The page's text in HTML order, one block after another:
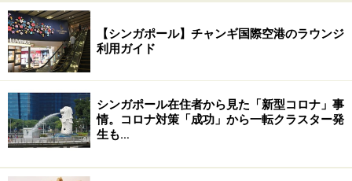
【シンガポール】チャンギ国際空港のラウンジ
利用ガイド
シンガポール在住者から見た「新型コロナ」事
情。コロナ対策「成功」から一転クラスター発
生も…